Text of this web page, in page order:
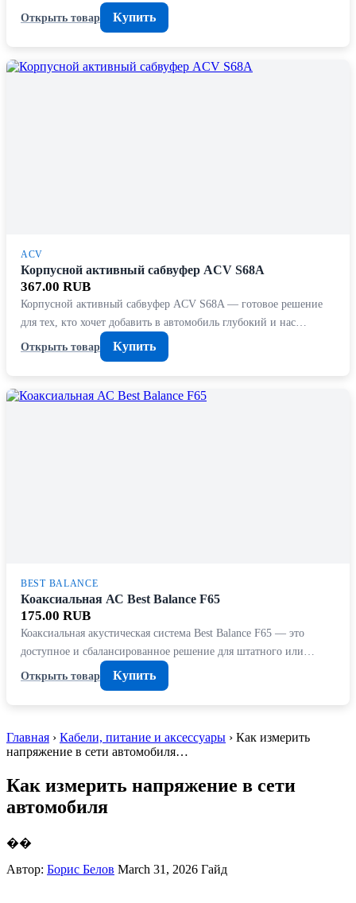
Открыть товар
Купить
ACV
Корпусной активный сабвуфер ACV S68A
367.00 RUB
Корпусной активный сабвуфер ACV S68A — готовое решение
для тех, кто хочет добавить в автомобиль глубокий и нас…
Открыть товар
Купить
BEST BALANCE
Коаксиальная АС Best Balance F65
175.00 RUB
Коаксиальная акустическая система Best Balance F65 — это
доступное и сбалансированное решение для штатного или…
Открыть товар
Купить
Главная › Кабели, питание и аксессуары › Как измерить
напряжение в сети автомобиля…
Как измерить напряжение в сети
автомобиля
��
Автор: Борис Белов March 31, 2026 Гайд